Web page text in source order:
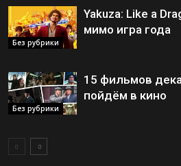
Без рубрики
Yakuza: Like a
мимо игра года
Без рубрики
15 фильмов
пойдём в кино